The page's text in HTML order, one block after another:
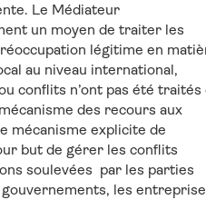
Le Médiateur
un moyen de traiter les
légitime en
au niveau international,
conflits n’ont pas été traités
des recours aux
mécanisme explicite de
but de gérer les conflits
soulevées par les parties
les